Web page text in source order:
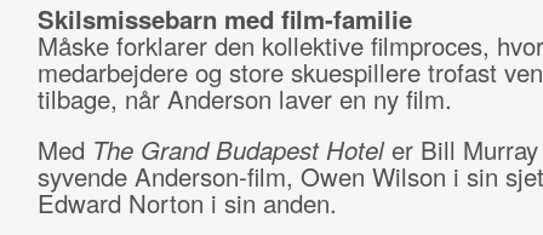
Skilsmissebarn med film-familie
Måske forklarer den kollektive filmproces,
medarbejdere og store skuespillere trofast
tilbage, når Anderson laver en ny film.
Med The Grand Budapest Hoteler Bill
syvende Anderson-film, Owen Wilson i sin
Edward Norton i sin anden.